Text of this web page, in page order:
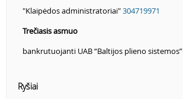
"Klaipėdos administratoriai"304719971
Trečiasis asmuo
bankrutuojanti UAB “Baltijos plieno sistemos”
Ryšiai